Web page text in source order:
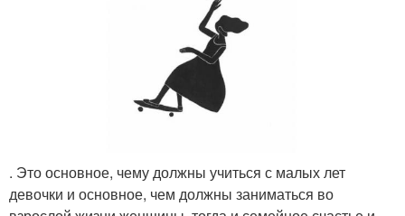
. Это основное, чему должны учиться с малых лет
девочки и основное, чем должны заниматься во